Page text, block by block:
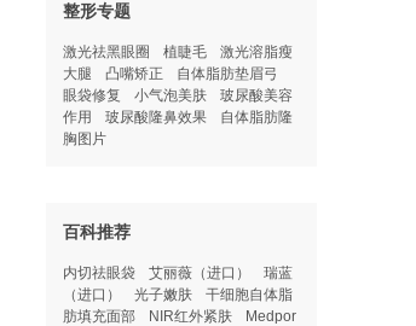
整形专题
激光祛黑眼圈 植睫毛
激光溶脂瘦
大腿
凸嘴矫正
自体脂肪垫眉弓
眼袋修复
小气泡美肤
玻尿酸美容
作用
玻尿酸隆鼻效果
自体脂肪隆
胸图片
百科推荐
内切祛眼袋 艾丽薇（进口）
瑞蓝
（进口）
光子嫩肤
干细胞自体脂
肪填充面部
NIR红外紧肤
Medpor